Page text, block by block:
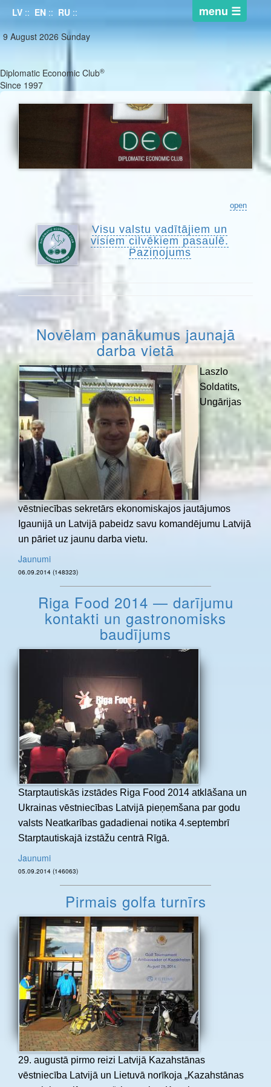
LV :: EN :: RU ::
9 August 2026 Sunday
Diplomatic Economic Club®
Since 1997
open
Visu valstu vadītājiem un
visiem cilvēkiem pasaulē.
Paziņojums
Novēlam panākumus jaunajā
darba vietā
Laszlo
Soldatits,
Ungārijas
vēstniecības sekretārs ekonomiskajos jautājumos
Igaunijā un Latvijā pabeidz savu komandējumu Latvijā
un pāriet uz jaunu darba vietu.
Jaunumi
06.09.2014 (148323)
Riga Food 2014 — darījumu
kontakti un gastronomisks
baudījums
Starptautiskās izstādes Riga Food 2014 atklāšana un
Ukrainas vēstniecības Latvijā pieņemšana par godu
valsts Neatkarības gadadienai notika 4.septembrī
Starptautiskajā izstāžu centrā Rīgā.
Jaunumi
05.09.2014 (146063)
Pirmais golfa turnīrs
29. augustā pirmo reizi Latvijā Kazahstānas
vēstniecība Latvijā un Lietuvā norīkoja „Kazahstānas